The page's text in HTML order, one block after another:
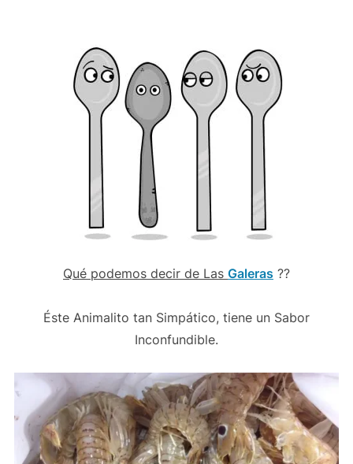
Qué podemos decir de Las Galeras ??
Éste Animalito tan Simpático, tiene un Sabor
Inconfundible.